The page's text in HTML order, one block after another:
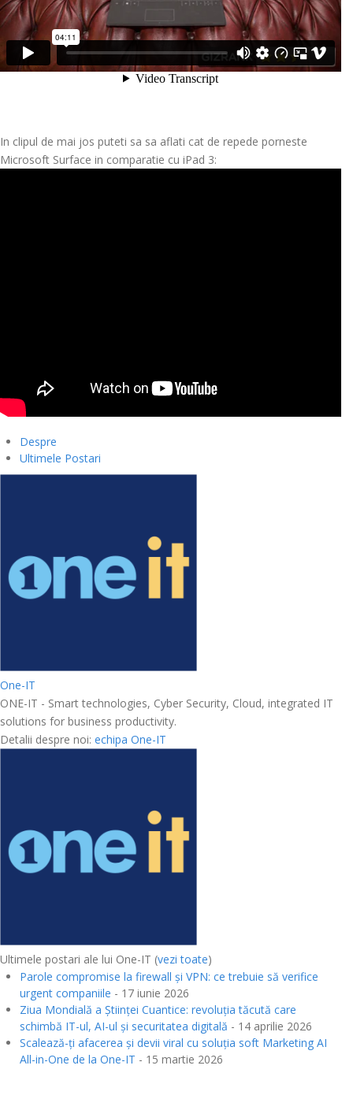
In clipul de mai jos puteti sa sa aflati cat de repede porneste
Microsoft Surface in comparatie cu iPad 3:
Despre
Ultimele Postari
One-IT
ONE-IT - Smart technologies, Cyber Security, Cloud, integrated IT
solutions for business productivity.
Detalii despre noi: echipa One-IT
Ultimele postari ale lui One-IT (vezi toate)
Parole compromise la firewall și VPN: ce trebuie să verifice
urgent companiile - 17 iunie 2026
Ziua Mondială a Științei Cuantice: revoluția tăcută care
schimbă IT-ul, AI-ul și securitatea digitală - 14 aprilie 2026
Scalează-ți afacerea și devii viral cu soluția soft Marketing AI
All-in-One de la One-IT - 15 martie 2026